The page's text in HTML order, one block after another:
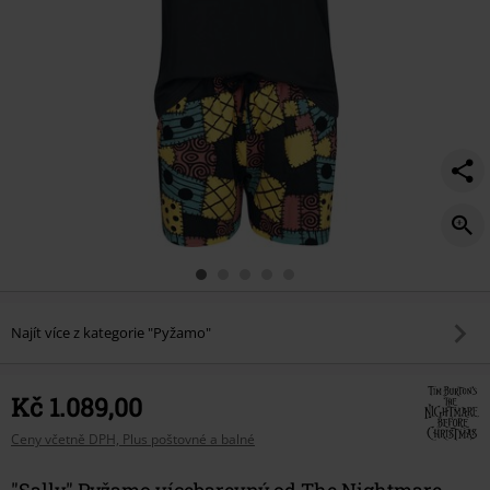
Najít více z kategorie "Pyžamo"
Kč 1.089,00
Ceny včetně DPH, Plus poštovné a balné